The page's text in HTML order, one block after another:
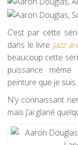
C’est par cette
dans le livre Jazz
beaucoup cette
puissance
peinture que je suis.
N’y connaissant
mais j’ai glané